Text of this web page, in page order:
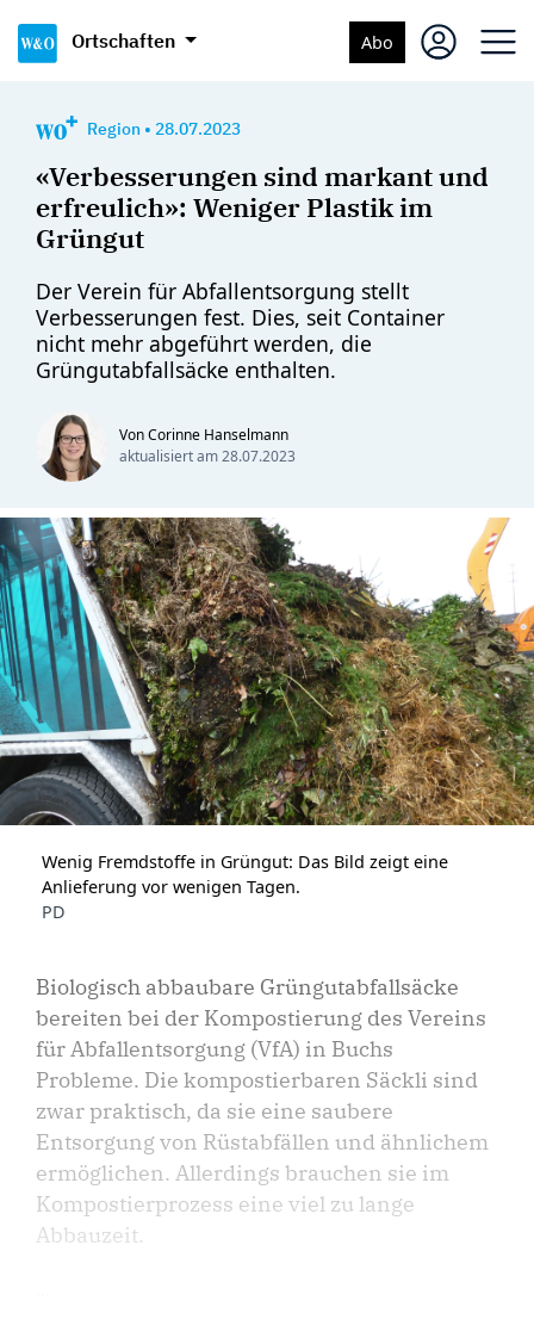
Ortschaften Abo
Region • 28.07.2023
«Verbesserungen sind markant und
erfreulich»: Weniger Plastik im
Grüngut
Der Verein für Abfallentsorgung stellt
Verbesserungen fest. Dies, seit Container
nicht mehr abgeführt werden, die
Grüngutabfallsäcke enthalten.
Von Corinne Hanselmann
aktualisiert am28.07.2023
Wenig Fremdstoffe in Grüngut: Das Bild zeigt eine
Anlieferung vor wenigen Tagen.
PD
Biologisch abbaubare Grüngutabfallsäcke
bereiten bei der Kompostierung des Vereins
für Abfallentsorgung (VfA) in Buchs
Probleme. Die kompostierbaren Säckli sind
zwar praktisch, da sie eine saubere
Entsorgung von Rüstabfällen und ähnlichem
ermöglichen. Allerdings brauchen sie im
Kompostierprozess eine viel zu lange
Abbauzeit.